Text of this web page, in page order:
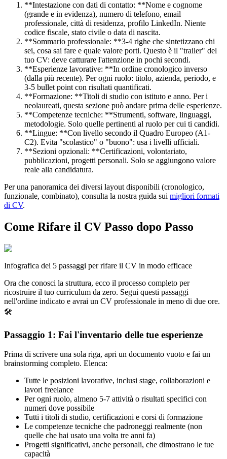
**Intestazione con dati di contatto: **Nome e cognome
(grande e in evidenza), numero di telefono, email
professionale, città di residenza, profilo LinkedIn. Niente
codice fiscale, stato civile o data di nascita.
**Sommario professionale: **3-4 righe che sintetizzano chi
sei, cosa sai fare e quale valore porti. Questo è il "trailer" del
tuo CV: deve catturare l'attenzione in pochi secondi.
**Esperienze lavorative: **In ordine cronologico inverso
(dalla più recente). Per ogni ruolo: titolo, azienda, periodo, e
3-5 bullet point con risultati quantificati.
**Formazione: **Titoli di studio con istituto e anno. Per i
neolaureati, questa sezione può andare prima delle esperienze.
**Competenze tecniche: **Strumenti, software, linguaggi,
metodologie. Solo quelle pertinenti al ruolo per cui ti candidi.
**Lingue: **Con livello secondo il Quadro Europeo (A1-
C2). Evita "scolastico" o "buono": usa i livelli ufficiali.
**Sezioni opzionali: **Certificazioni, volontariato,
pubblicazioni, progetti personali. Solo se aggiungono valore
reale alla candidatura.
Per una panoramica dei diversi layout disponibili (cronologico,
funzionale, combinato), consulta la nostra guida sui migliori formati
di CV.
Come Rifare il CV Passo dopo Passo
Infografica dei 5 passaggi per rifare il CV in modo efficace
Ora che conosci la struttura, ecco il processo completo per
ricostruire il tuo curriculum da zero. Segui questi passaggi
nell'ordine indicato e avrai un CV professionale in meno di due ore.
🛠️
Passaggio 1: Fai l'inventario delle tue esperienze
Prima di scrivere una sola riga, apri un documento vuoto e fai un
brainstorming completo. Elenca:
Tutte le posizioni lavorative, inclusi stage, collaborazioni e
lavori freelance
Per ogni ruolo, almeno 5-7 attività o risultati specifici con
numeri dove possibile
Tutti i titoli di studio, certificazioni e corsi di formazione
Le competenze tecniche che padroneggi realmente (non
quelle che hai usato una volta tre anni fa)
Progetti significativi, anche personali, che dimostrano le tue
capacità